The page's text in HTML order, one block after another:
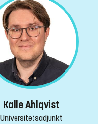
Kalle Ahlqvist
Universitetsadjunkt